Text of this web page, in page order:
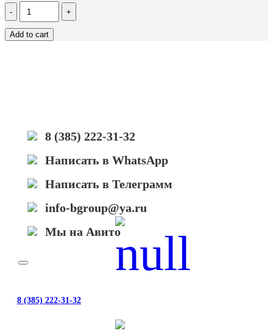
Количество
Ролик
заряда
HPAdd to cart
8 (385) 222-31-32
Написать в WhatsApp
Написать в Телеграмм
info-bgroup@ya.ru
Мы на Авито
8 (385) 222-31-32